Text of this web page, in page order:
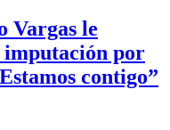
Vargas le
imputación por
contigo”